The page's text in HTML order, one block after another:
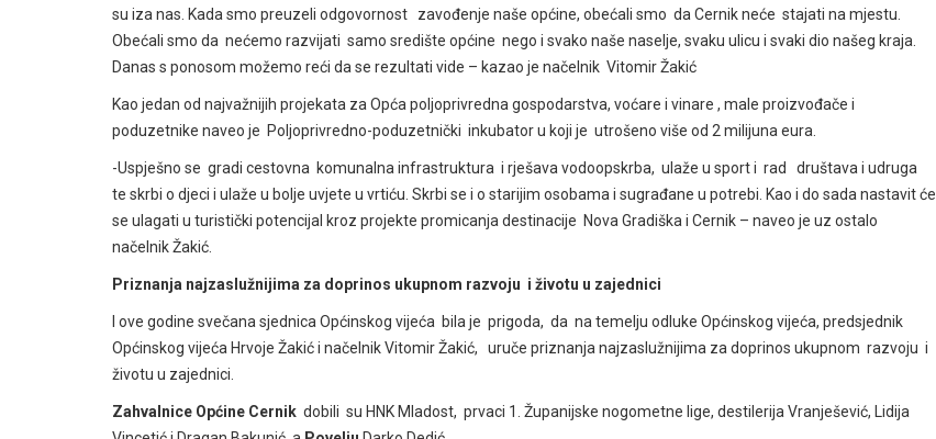
su iza nas. Kada smo preuzeli odgovornost zavođenje naše općine, obećali smo da Cernik neće stajati na mjestu.
Obećali smo da nećemo razvijati samo središte općine nego i svako naše naselje, svaku ulicu i svaki dio našeg kraja.
Danas s ponosom možemo reći da se rezultati vide – kazao je načelnik Vitomir Žakić
Kao jedan od najvažnijih projekata za Opća poljoprivredna gospodarstva, voćare i vinare , male proizvođače i
poduzetnike naveo je Poljoprivredno-poduzetnički inkubator u koji je utrošeno više od 2 milijuna eura.
-Uspješno se gradi cestovna komunalna infrastruktura i rješava vodoopskrba, ulaže u sport i rad društava i udruga
te skrbi o djeci i ulaže u bolje uvjete u vrtiću. Skrbi se i o starijim osobama i sugrađane u potrebi. Kao i do sada nastavit će
se ulagati u turistički potencijal kroz projekte promicanja destinacije Nova Gradiška i Cernik – naveo je uz ostalo
načelnik Žakić.
Priznanja najzaslužnijima za doprinos ukupnom razvoju i životu u zajednici
I ove godine svečana sjednica Općinskog vijeća bila je prigoda, da na temelju odluke Općinskog vijeća, predsjednik
Općinskog vijeća Hrvoje Žakić i načelnik Vitomir Žakić, uruče priznanja najzaslužnijima za doprinos ukupnom razvoju i
životu u zajednici.
Zahvalnice Općine Cernik dobili su HNK Mladost, prvaci 1. Županijske nogometne lige, destilerija Vranješević, Lidija